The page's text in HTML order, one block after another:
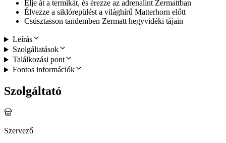
Élje át a termikát, és érezze az adrenalint Zermattban
Élvezze a siklórepülést a világhírű Matterhorn előtt
Csúsztasson tandemben Zermatt hegyvidéki tájain
Leírás
Szolgáltatások
Találkozási pont
Fontos információk
Szolgáltató
Szervező